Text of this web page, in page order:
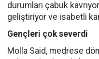
durumları çabuk
geliştiriyor ve isabetli
Gençleri çok severdi
Molla Said, medrese